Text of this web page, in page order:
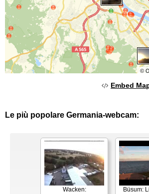
©
Embed
Le più popolare Germania-webcam:
Wacken:
Büsum: